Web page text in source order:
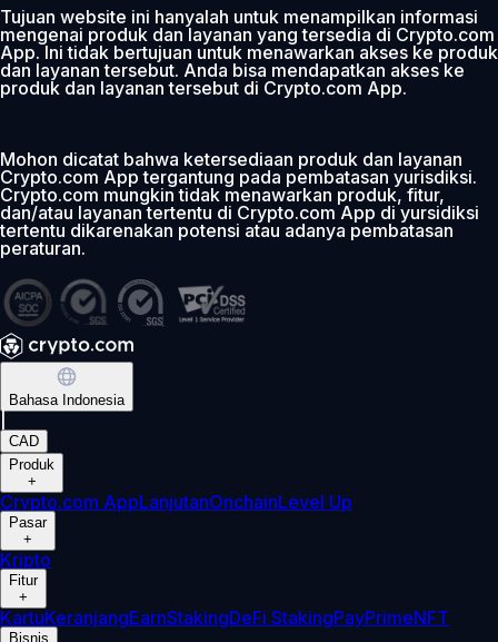
Tujuan website ini hanyalah untuk menampilkan informasi
mengenai produk dan layanan yang tersedia di Crypto.com
App. Ini tidak bertujuan untuk menawarkan akses ke produk
dan layanan tersebut. Anda bisa mendapatkan akses ke
produk dan layanan tersebut di Crypto.com App.
Mohon dicatat bahwa ketersediaan produk dan layanan
Crypto.com App tergantung pada pembatasan yurisdiksi.
Crypto.com mungkin tidak menawarkan produk, fitur,
dan/atau layanan tertentu di Crypto.com App di yursidiksi
tertentu dikarenakan potensi atau adanya pembatasan
peraturan.
Bahasa Indonesia
CAD
Produk
+
Crypto.com AppLanjutanOnchainLevel Up
Pasar
+
Kripto
Fitur
+
KartuKeranjangEarnStakingDeFi StakingPayPrimeNFT
Bisnis